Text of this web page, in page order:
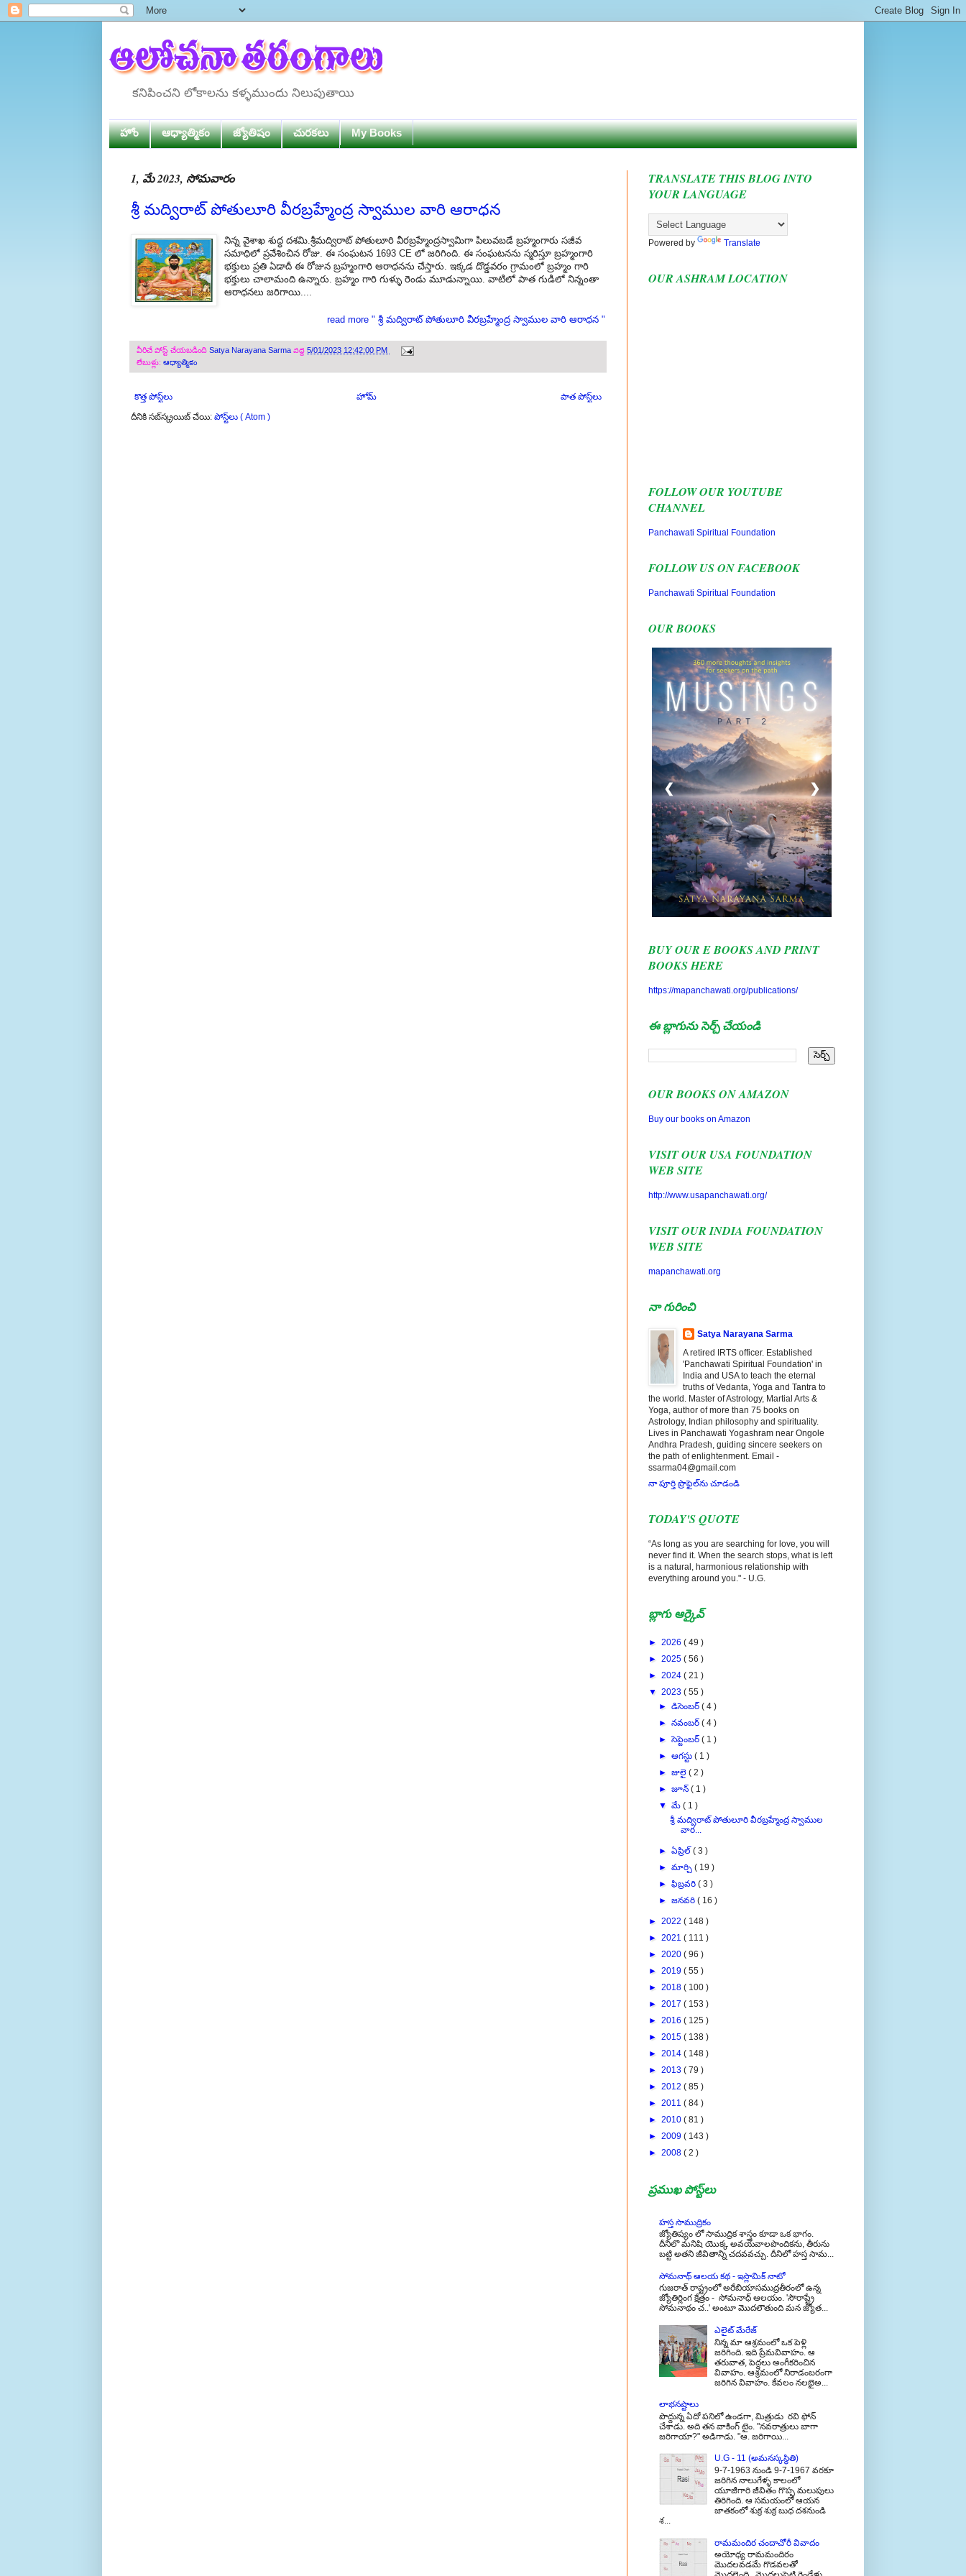
కనిపించని లోకాలను కళ్ళముందు నిలుపుతాయి
హోం ఆధ్యాత్మికం జ్యోతిషం చురకలు My Books
1, మే 2023, సోమవారం
శ్రీ మద్విరాట్ పోతులూరి వీరబ్రహ్మేంద్ర స్వాముల వారి ఆరాధన
నిన్న వైశాఖ శుద్ధ దశమి.శ్రీమద్విరాట్ పోతులూరి వీరబ్రహ్మేంద్రస్వామిగా పిలువబడే బ్రహ్మంగారు సజీవ
సమాధిలో ప్రవేశించిన రోజు. ఈ సంఘటన 1693 CE లో జరిగింది. ఈ సంఘటనను స్మరిస్తూ బ్రహ్మంగారి
భక్తులు ప్రతి ఏడాదీ ఈ రోజున బ్రహ్మంగారి ఆరాధనను చేస్తారు. ఇక్కడ దొడ్డవరం గ్రామంలో బ్రహ్మం గారి
భక్తులు చాలామంది ఉన్నారు. బ్రహ్మం గారి గుళ్ళు రెండు మూడున్నాయి. వాటిలో పాత గుడిలో నిన్నంతా
ఆరాధనలు జరిగాయి....
read more " శ్రీ మద్విరాట్ పోతులూరి వీరబ్రహ్మేంద్ర స్వాముల వారి ఆరాధన "
వీరిచే పోస్ట్ చేయబడింది Satya Narayana Sarma వద్ద 5/01/2023 12:42:00 PM
లేబుళ్లు: ఆధ్యాత్మికం
కొత్త పోస్ట్‌లు పాత పోస్ట్‌లు
హోమ్
దీనికి సబ్‌స్క్రయిబ్ చేయి: పోస్ట్‌లు ( Atom )
TRANSLATE THIS BLOG INTO
YOUR LANGUAGE
Powered by Translate
OUR ASHRAM LOCATION
FOLLOW OUR YOUTUBE
CHANNEL
Panchawati Spiritual Foundation
FOLLOW US ON FACEBOOK
Panchawati Spiritual Foundation
OUR BOOKS
❮ ❯
BUY OUR E BOOKS AND PRINT
BOOKS HERE
https://mapanchawati.org/publications/
ఈ బ్లాగును సెర్చ్ చేయండి
OUR BOOKS ON AMAZON
Buy our books on Amazon
VISIT OUR USA FOUNDATION
WEB SITE
http://www.usapanchawati.org/
VISIT OUR INDIA FOUNDATION
WEB SITE
mapanchawati.org
నా గురించి
Satya Narayana Sarma
A retired IRTS officer. Established
'Panchawati Spiritual Foundation' in
India and USA to teach the eternal
truths of Vedanta, Yoga and Tantra to
the world. Master of Astrology, Martial Arts &
Yoga, author of more than 75 books on
Astrology, Indian philosophy and spirituality.
Lives in Panchawati Yogashram near Ongole
Andhra Pradesh, guiding sincere seekers on
the path of enlightenment. Email -
ssarma04@gmail.com
నా పూర్తి ప్రొఫైల్‌ను చూడండి
TODAY'S QUOTE
“As long as you are searching for love, you will
never find it. When the search stops, what is left
is a natural, harmonious relationship with
everything around you." - U.G.
బ్లాగు ఆర్కైవ్
► 2026 ( 49 )
► 2025 ( 56 )
► 2024 ( 21 )
▼ 2023 ( 55 )
►డిసెంబర్( 4 )
►నవంబర్( 4 )
►సెప్టెంబర్( 1 )
►ఆగస్టు( 1 )
►జులై( 2 )
►జూన్( 1 )
▼మే( 1 )
శ్రీ మద్విరాట్ పోతులూరి వీరబ్రహ్మేంద్ర స్వాముల
వార...
►ఏప్రిల్( 3 )
►మార్చి( 19 )
►ఫిబ్రవరి( 3 )
►జనవరి( 16 )
► 2022 ( 148 )
► 2021 ( 111 )
► 2020 ( 96 )
► 2019 ( 55 )
► 2018 ( 100 )
► 2017 ( 153 )
► 2016 ( 125 )
► 2015 ( 138 )
► 2014 ( 148 )
► 2013 ( 79 )
► 2012 ( 85 )
► 2011 ( 84 )
► 2010 ( 81 )
► 2009 ( 143 )
► 2008 ( 2 )
ప్రముఖ పోస్ట్‌లు
హస్త సాముద్రికం
జ్యోతిష్యం లో సాముద్రిక శాస్త్రం కూడా ఒక భాగం.
దీనిలొ మనిషి యొక్క అవయవాలపొందికను, తీరును
బట్టి అతని జీవితాన్ని చదవవచ్చు. దీనిలో హస్త సామ...
సోమనాథ్ ఆలయ కథ - ఇస్లామిక్ నాటో
గుజరాత్ రాష్ట్రంలో అరేబియాసముద్రతీరంలో ఉన్న
జ్యోతిర్లింగ క్షేత్రం - సోమనాధ్ ఆలయం. 'సౌరాష్ట్రే
సోమనాథం చ..' అంటూ మొదలౌతుంది మన జ్యోత...
ఎలైట్ మేరేజ్
నిన్న మా ఆశ్రమంలో ఒక పెళ్లి
జరిగింది. ఇది ప్రేమవివాహం. ఆ
తరువాత, పెద్దలు అంగీకరించిన
వివాహం. ఆశ్రమంలో నిరాడంబరంగా
జరిగిన వివాహం. కేవలం నలభైఅ...
లాభనష్టాలు
పొద్దున్న ఏదో పనిలో ఉండగా, మిత్రుడు రవి ఫోన్
చేశాడు. అది తన వాకింగ్ టైం. "నవరాత్రులు బాగా
జరిగాయా?" అడిగాడు. "ఆ. జరిగాయి...
U.G - 11 (అమనస్కస్థితి)
9-7-1963 నుండి 9-7-1967 వరకూ
జరిగిన నాలుగేళ్ళ కాలంలో
యూజీగారి జీవితం గొప్ప మలుపులు
తిరిగింది. ఆ సమయంలో ఆయన
జాతకంలో శుక్ర శుక్ర బుధ దశనుండి
శ...
రామమందిర చందాచోరీ వివాదం
అయోధ్య రామమందిరం
మొదలవడమే గొడవలతో